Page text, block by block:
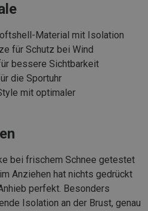
Material mit Isolation
für Schutz bei Wind
bessere Sichtbarkeit
die Sportuhr
mit optimaler
bei frischem Schnee getestet
Anziehen hat nichts gedrückt
perfekt. Besonders
Isolation an der Brust, genau